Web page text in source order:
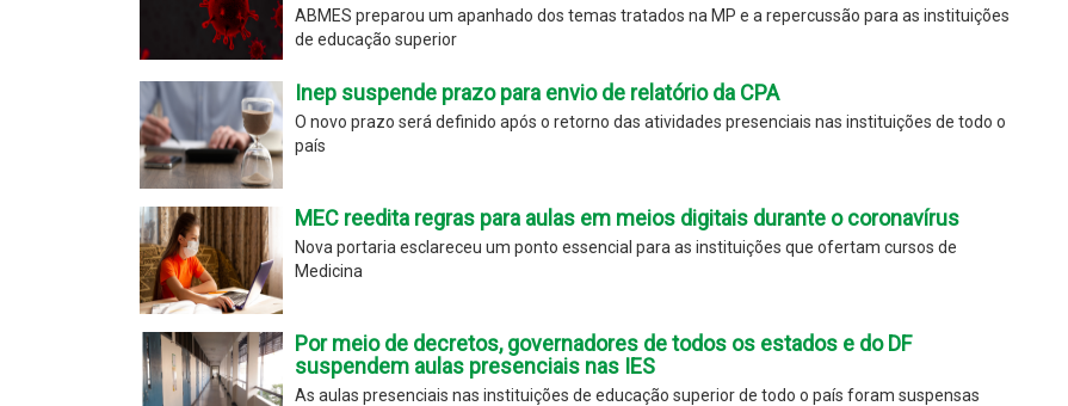
ABMES preparou um apanhado dos temas tratados na MP e a repercussão para as instituições
de educação superior
Inep suspende prazo para envio de relatório da CPA
O novo prazo será definido após o retorno das atividades presenciais nas instituições de todo o
país
MEC reedita regras para aulas em meios digitais durante o coronavírus
Nova portaria esclareceu um ponto essencial para as instituições que ofertam cursos de
Medicina
Por meio de decretos, governadores de todos os estados e do DF
suspendem aulas presenciais nas IES
As aulas presenciais nas instituições de educação superior de todo o país foram suspensas